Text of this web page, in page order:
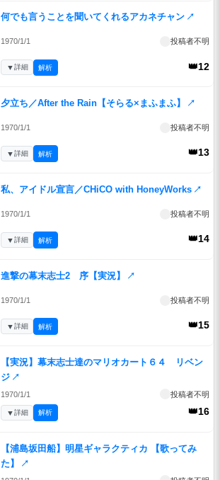
何でも言うことを聞いてくれるアカネチャン ↗
1970/1/1 投稿者不明
👑12
▼詳細 解析
夕立ち／After the Rain【そらる×まふまふ】 ↗
1970/1/1 投稿者不明
👑13
▼詳細 解析
私、アイドル宣言／CHiCO with HoneyWorks ↗
1970/1/1 投稿者不明
👑14
▼詳細 解析
進撃の幕末志士2 序【実況】 ↗
1970/1/1 投稿者不明
👑15
▼詳細 解析
【実況】幕末志士達のマリオカート６４ リベン
ジ ↗
1970/1/1 投稿者不明
👑16
▼詳細 解析
【浦島坂田船】明星ギャラクティカ 【歌ってみ
た】
↗